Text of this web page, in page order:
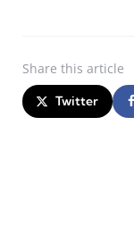
Share this article
Twitter